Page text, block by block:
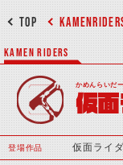
TOP
KAMEN RIDERS
かめんらいだ
仮面
登場作品 仮面ライ